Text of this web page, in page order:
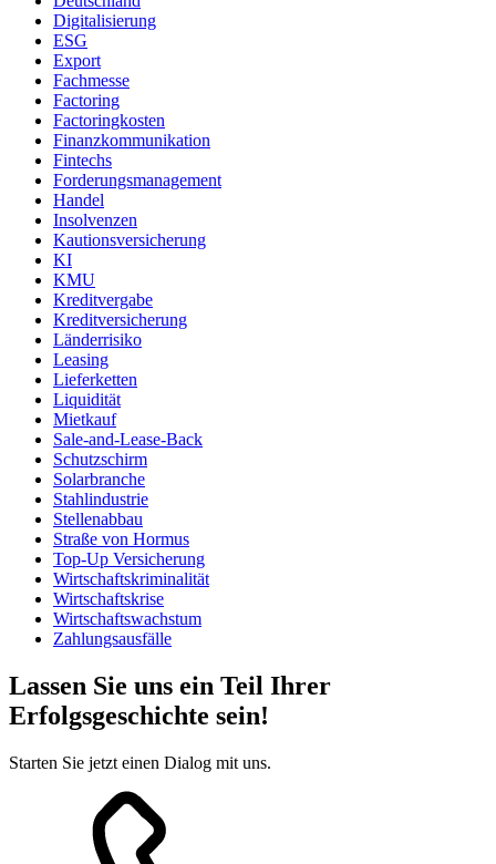
Digitalisierung
ESG
Export
Fachmesse
Factoring
Factoringkosten
Finanzkommunikation
Fintechs
Forderungsmanagement
Handel
Insolvenzen
Kautionsversicherung
KI
KMU
Kreditvergabe
Kreditversicherung
Länderrisiko
Leasing
Lieferketten
Liquidität
Mietkauf
Sale-and-Lease-Back
Schutzschirm
Solarbranche
Stahlindustrie
Stellenabbau
Straße von Hormus
Top-Up Versicherung
Wirtschaftskriminalität
Wirtschaftskrise
Wirtschaftswachstum
Zahlungsausfälle
Lassen Sie uns ein Teil Ihrer
Erfolgsgeschichte sein!
Starten Sie jetzt einen Dialog mit uns.